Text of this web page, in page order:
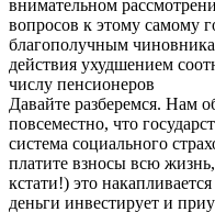
внимательном
вопросов к этому самому
благополучным
действия ухудшением
числу пенсионеров
Давайте разберемся. Нам
повсеместно, что
система социального
платите взносы всю
кстати!) это
деньги инвестирует и